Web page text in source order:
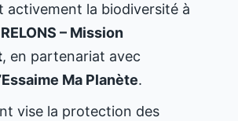
activement la biodiversité à
– Mission
, en partenariat avec
Ma Planète.
vise la protection des